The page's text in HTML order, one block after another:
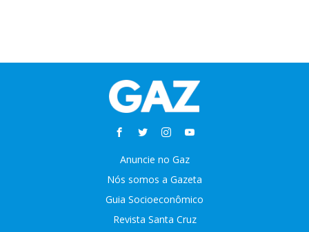
Anuncie no Gaz
Nós somos a Gazeta
Guia Socioeconômico
Revista Santa Cruz